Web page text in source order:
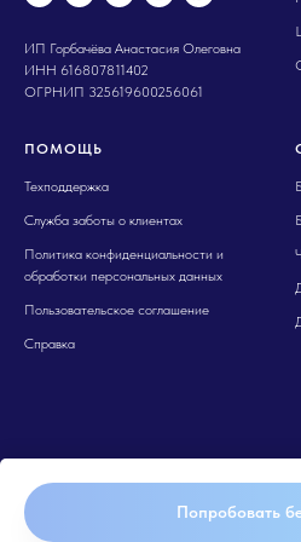
Попробовать
ИП Горбачёва Анастасия Олеговна
ИНН 616807811402
ОГРНИП 325619600256061
ПОМОЩЬ
Техподдержка
Служба заботы о клиентах
Политика конфиденциальности и
обработки персональных данных
Пользовательское соглашение
Справка
Made on